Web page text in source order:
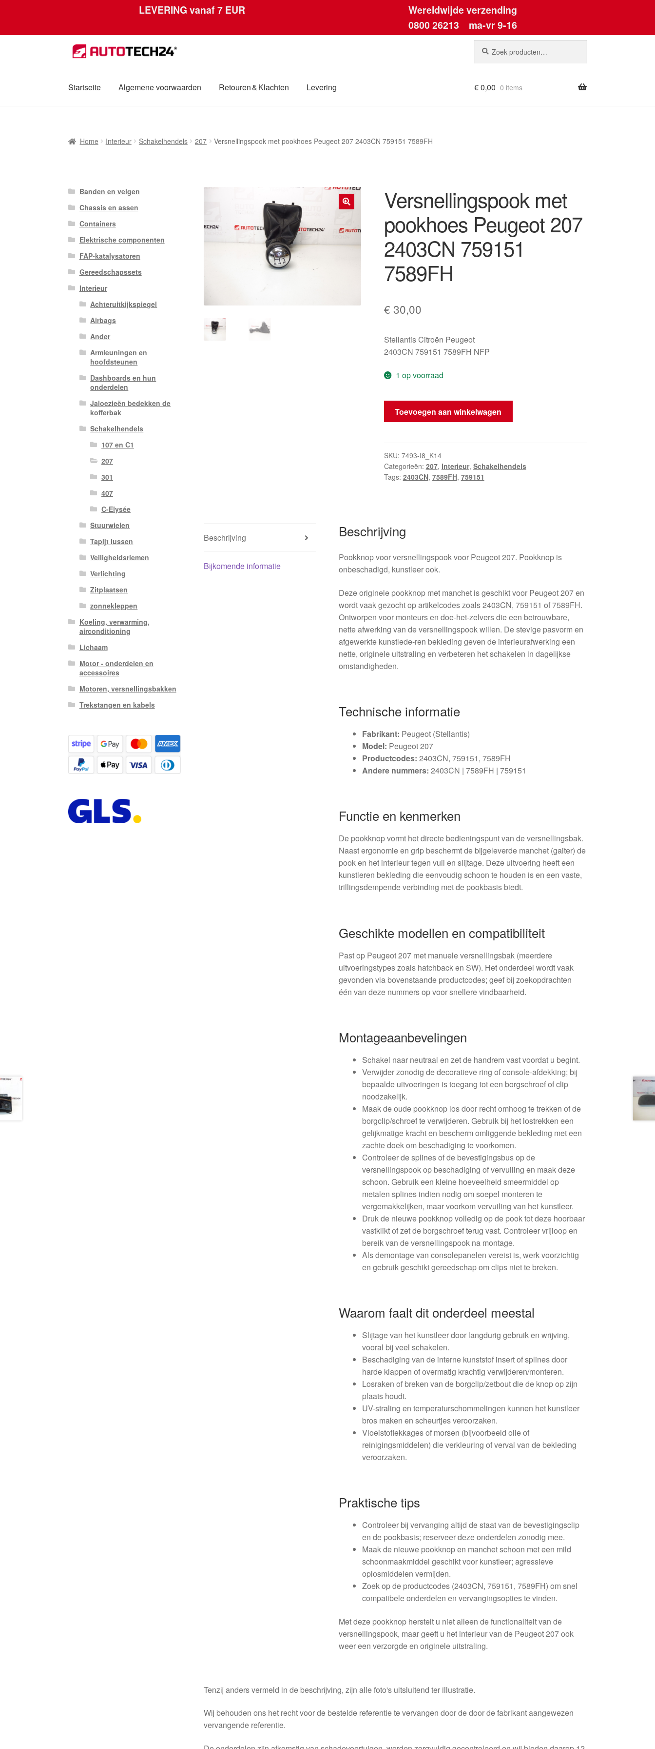
LEVERING vanaf 7 EUR
Wereldwijde verzending
0800 26213 ma-vr 9-16
Skip
to
Skip
to
naar:
Startseite Algemene voorwaarden Retouren & Klachten Levering
Mijn accountOver onsPrivacybeleid Wereldwijde verzending Winkelwagen
€0,00 0 items
Home Interieur Schakelhendels 207 Versnellingspook met pookhoes Peugeot 207 2403CN 759151 7589FH
Versnellingspook met
pookhoes Peugeot 207
2403CN 759151
7589FH
€ 30,00
Stellantis Citroën Peugeot
2403CN 759151 7589FH NFP
1 op voorraad
Versnellingspook
207
2403CN
759151
Toevoegen aan winkelwagen
SKU: 7493-I8_K14
Categorieën: 207, Interieur, Schakelhendels
Tags: 2403CN, 7589FH, 759151
Beschrijving
Bijkomende informatie
Beschrijving
Pookknop voor versnellingspook voor Peugeot 207. Pookknop is
onbeschadigd, kunstleer ook.
Deze originele pookknop met manchet is geschikt voor Peugeot 207 en
wordt vaak gezocht op artikelcodes zoals 2403CN, 759151 of 7589FH.
Ontworpen voor monteurs en doe-het-zelvers die een betrouwbare,
nette afwerking van de versnellingspook willen. De stevige pasvorm en
afgewerkte kunstlede-ren bekleding geven de interieurafwerking een
nette, originele uitstraling en verbeteren het schakelen in dagelijkse
omstandigheden.
Technische informatie
Fabrikant: Peugeot (Stellantis)
Model: Peugeot 207
Productcodes: 2403CN, 759151, 7589FH
Andere nummers: 2403CN | 7589FH | 759151
Functie en kenmerken
De pookknop vormt het directe bedieningspunt van de versnellingsbak.
Naast ergonomie en grip beschermt de bijgeleverde manchet (gaiter) de
pook en het interieur tegen vuil en slijtage. Deze uitvoering heeft een
kunstleren bekleding die eenvoudig schoon te houden is en een vaste,
trillingsdempende verbinding met de pookbasis biedt.
Geschikte modellen en compatibiliteit
Past op Peugeot 207 met manuele versnellingsbak (meerdere
uitvoeringstypes zoals hatchback en SW). Het onderdeel wordt vaak
gevonden via bovenstaande productcodes; geef bij zoekopdrachten
één van deze nummers op voor snellere vindbaarheid.
Montageaanbevelingen
Schakel naar neutraal en zet de handrem vast voordat u begint.
Verwijder zonodig de decoratieve ring of console-afdekking; bij
bepaalde uitvoeringen is toegang tot een borgschroef of clip
noodzakelijk.
Maak de oude pookknop los door recht omhoog te trekken of de
borgclip/schroef te verwijderen. Gebruik bij het lostrekken een
gelijkmatige kracht en bescherm omliggende bekleding met een
zachte doek om beschadiging te voorkomen.
Controleer de splines of de bevestigingsbus op de
versnellingspook op beschadiging of vervuiling en maak deze
schoon. Gebruik een kleine hoeveelheid smeermiddel op
metalen splines indien nodig om soepel monteren te
vergemakkelijken, maar voorkom vervuiling van het kunstleer.
Druk de nieuwe pookknop volledig op de pook tot deze hoorbaar
vastklikt of zet de borgschroef terug vast. Controleer vrijloop en
bereik van de versnellingspook na montage.
Als demontage van consolepanelen vereist is, werk voorzichtig
en gebruik geschikt gereedschap om clips niet te breken.
Waarom faalt dit onderdeel meestal
Slijtage van het kunstleer door langdurig gebruik en wrijving,
vooral bij veel schakelen.
Beschadiging van de interne kunststof insert of splines door
harde klappen of overmatig krachtig verwijderen/monteren.
Losraken of breken van de borgclip/zetbout die de knop op zijn
plaats houdt.
UV-straling en temperaturschommelingen kunnen het kunstleer
bros maken en scheurtjes veroorzaken.
Vloeistoflekkages of morsen (bijvoorbeeld olie of
reinigingsmiddelen) die verkleuring of verval van de bekleding
veroorzaken.
Praktische tips
Controleer bij vervanging altijd de staat van de bevestigingsclip
en de pookbasis; reserveer deze onderdelen zonodig mee.
Maak de nieuwe pookknop en manchet schoon met een mild
schoonmaakmiddel geschikt voor kunstleer; agressieve
oplosmiddelen vermijden.
Zoek op de productcodes (2403CN, 759151, 7589FH) om snel
compatibele onderdelen en vervangingsopties te vinden.
Met deze pookknop herstelt u niet alleen de functionaliteit van de
versnellingspook, maar geeft u het interieur van de Peugeot 207 ook
weer een verzorgde en originele uitstraling.
Tenzij anders vermeld in de beschrijving, zijn alle foto's uitsluitend ter illustratie.
Wij behouden ons het recht voor de bestelde referentie te vervangen door de door de fabrikant aangewezen
vervangende referentie.
Banden en velgen
Chassis en assen
Containers
Elektrische componenten
FAP-katalysatoren
Gereedschapssets
Interieur
Achteruitkijkspiegel
Airbags
Ander
Armleuningen en
hoofdsteunen
Dashboards en hun
onderdelen
Jaloezieën bedekken de
kofferbak
Schakelhendels
107 en C1
207
301
407
C-Elysée
Stuurwielen
Tapijt lussen
Veiligheidsriemen
Verlichting
Zitplaatsen
zonnekleppen
Koeling, verwarming,
airconditioning
Lichaam
Motor - onderdelen en
accessoires
Motoren, versnellingsbakken
Trekstangen en kabels